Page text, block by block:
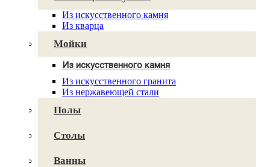
Caesarstone
Cambria
Technistone
Avant Quartz
Из искусственного камня
Из кварца
Мойки
Из искусственного камня
Для кухни
Для ванной
Из искусственного гранита
Из нержавеющей стали
Полы
Столы
Ванны